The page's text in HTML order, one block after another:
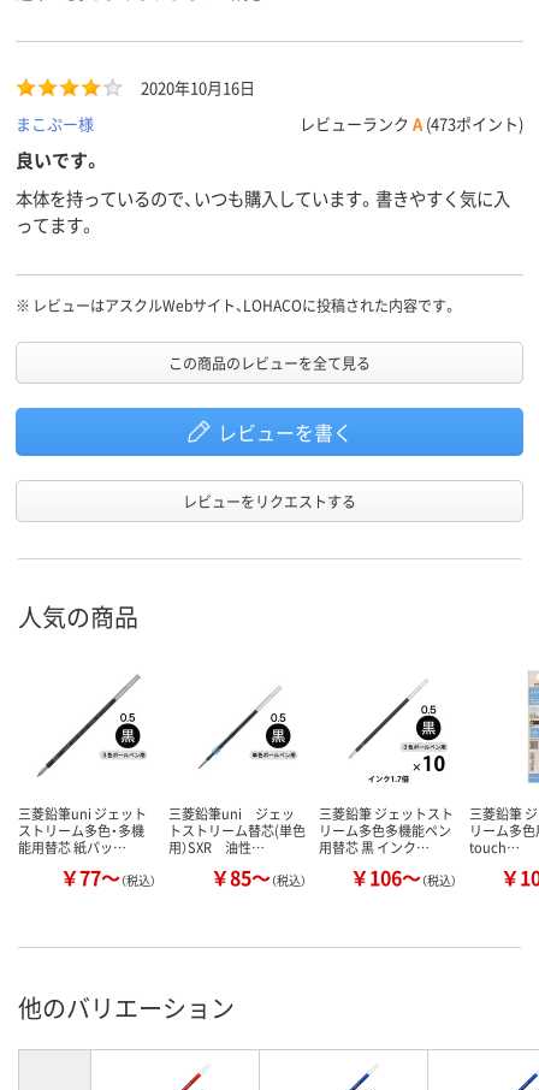
2020年10月16日
まこぷー様
レビューランク A (473ポイント)
良いです。
本体を持っているので、いつも購入しています。書きやすく気に入
ってます。
※ レビューはアスクルWebサイト、LOHACOに投稿された内容です。
この商品のレビューを全て見る
レビューを書く
レビューをリクエストする
人気の商品
三菱鉛筆uni ジェット
ストリーム多色・多機
能用替芯 紙パッ…
￥77～（税込）
三菱鉛筆uni ジェッ
トストリーム替芯(単色
用）SXR 油性…
￥85～（税込）
三菱鉛筆 ジェットスト
リーム多色多機能ペン
用替芯 黒 インク…
￥106～（税込）
三菱鉛筆
リーム多色
touch…
￥
他のバリエーション